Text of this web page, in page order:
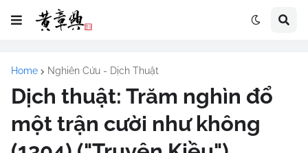
Home Nghiên Cứu - Dịch Thuật
Dịch thuật: Trăm nghìn đổ
một trận cười như không